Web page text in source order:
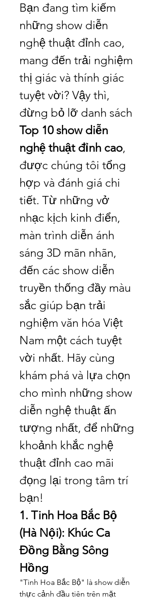
Bạn đang tìm kiếm
những show diễn
nghệ thuật đỉnh cao,
mang đến trải nghiệm
thị giác và thính giác
tuyệt vời? Vậy thì,
Top 10 show diễn
nghệ thuật đỉnh cao,
được chúng tôi tổng
hợp và đánh giá chi
tiết. Từ những vở
nhạc kịch kinh điển,
màn trình diễn ánh
sáng 3D mãn nhãn,
đến các show diễn
truyền thống đầy màu
sắc giúp bạn trải
nghiệm văn hóa Việt
Nam một cách tuyệt
vời nhất. Hãy cùng
khám phá và lựa chọn
cho mình những show
diễn nghệ thuật ấn
tượng nhất, để những
khoảnh khắc nghệ
thuật đỉnh cao mãi
đọng lại trong tâm trí
bạn!
1. Tinh Hoa Bắc Bộ
(Hà Nội): Khúc Ca
Đồng Bằng Sông
Hồng
"Tinh Hoa Bắc Bộ" là show diễn
thực cảnh đầu tiên trên mặt